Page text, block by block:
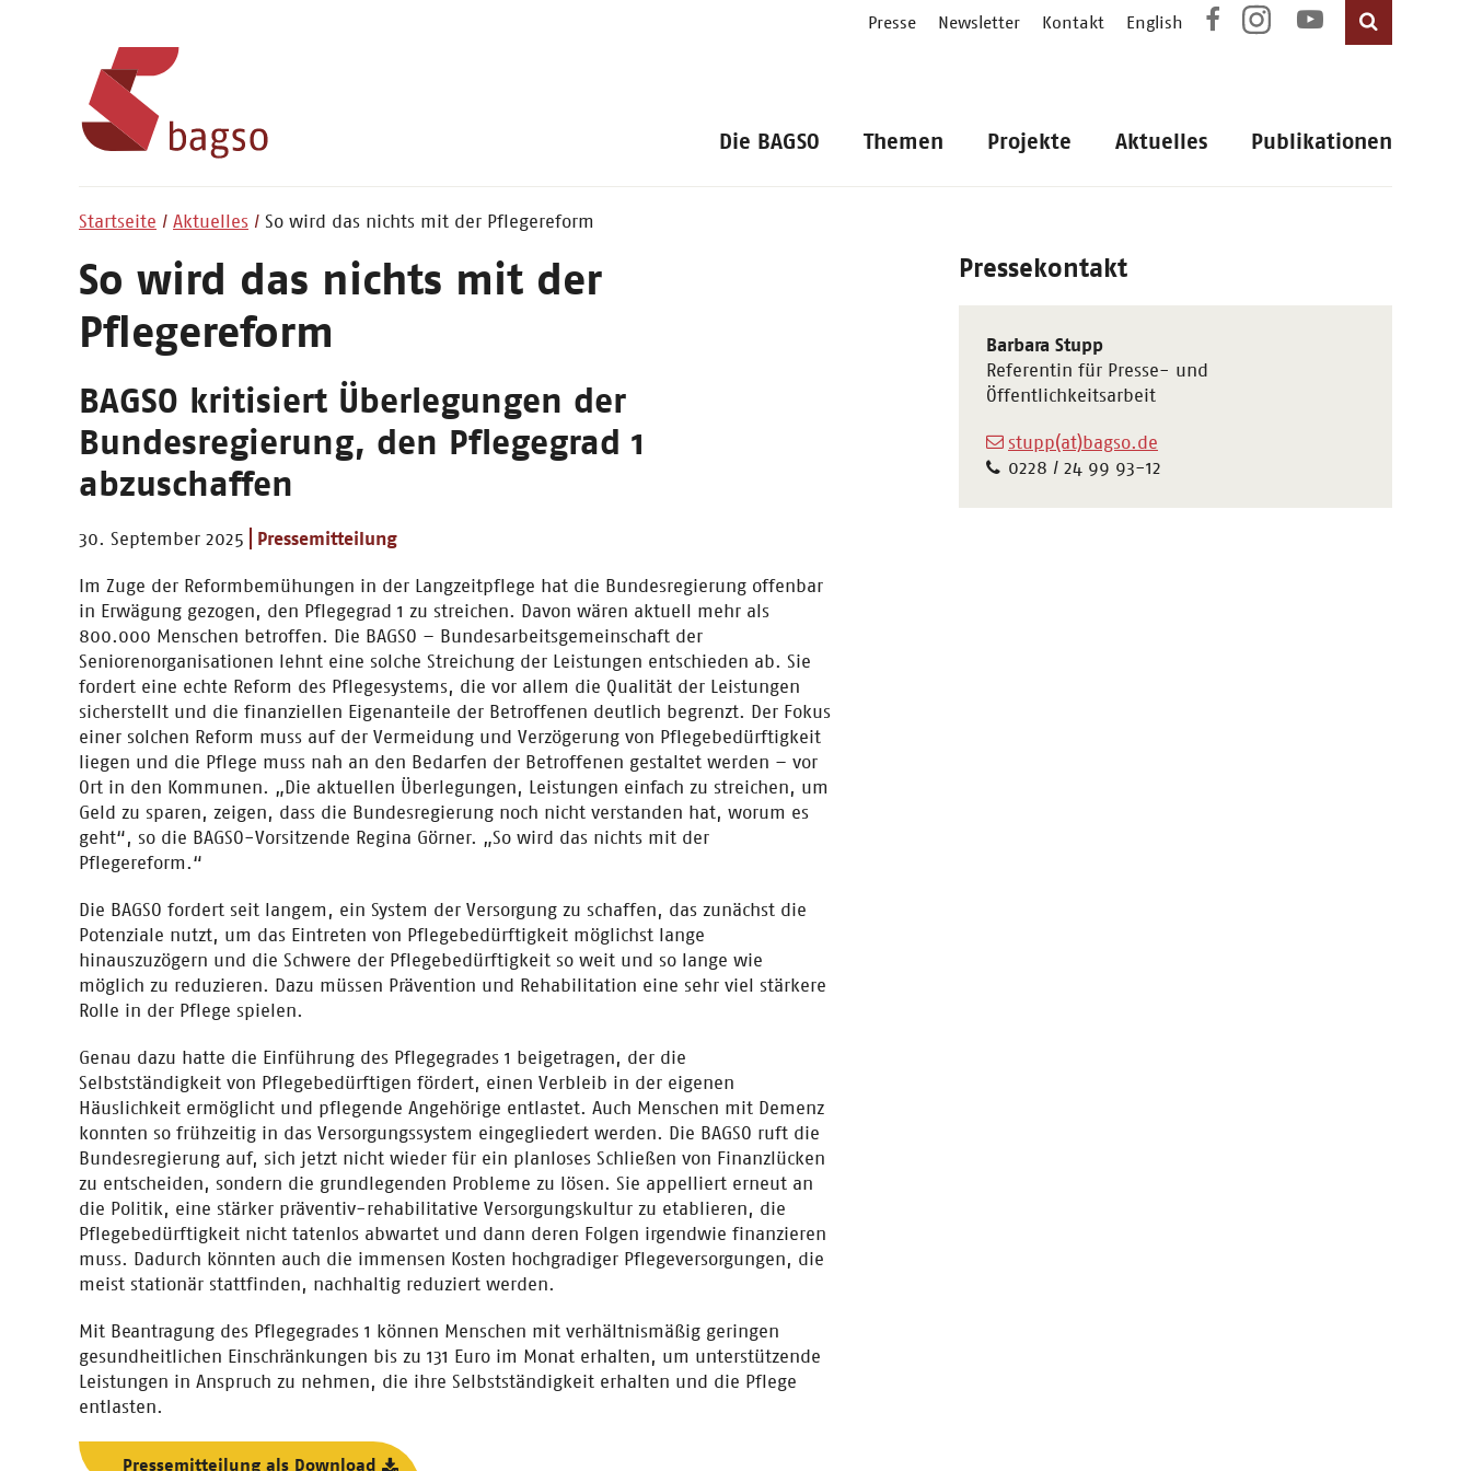
Presse Newsletter Kontakt English
Die BAGSO Themen Projekte Aktuelles Publikationen
Startseite Aktuelles So wird das nichts mit der Pflegereform
So wird das nichts mit der
Pflegereform
BAGSO kritisiert Überlegungen der
Bundesregierung, den Pflegegrad 1
abzuschaffen
30. September 2025 Pressemitteilung
Im Zuge der Reformbemühungen in der Langzeitpflege hat die Bundesregierung offenbar
in Erwägung gezogen, den Pflegegrad 1 zu streichen. Davon wären aktuell mehr als
800.000 Menschen betroffen. Die BAGSO – Bundesarbeitsgemeinschaft der
Seniorenorganisationen lehnt eine solche Streichung der Leistungen entschieden ab. Sie
fordert eine echte Reform des Pflegesystems, die vor allem die Qualität der Leistungen
sicherstellt und die finanziellen Eigenanteile der Betroffenen deutlich begrenzt. Der Fokus
einer solchen Reform muss auf der Vermeidung und Verzögerung von Pflegebedürftigkeit
liegen und die Pflege muss nah an den Bedarfen der Betroffenen gestaltet werden – vor
Ort in den Kommunen. „Die aktuellen Überlegungen, Leistungen einfach zu streichen, um
Geld zu sparen, zeigen, dass die Bundesregierung noch nicht verstanden hat, worum es
geht“, so die BAGSO-Vorsitzende Regina Görner. „So wird das nichts mit der
Pflegereform.“
Die BAGSO fordert seit langem, ein System der Versorgung zu schaffen, das zunächst die
Potenziale nutzt, um das Eintreten von Pflegebedürftigkeit möglichst lange
hinauszuzögern und die Schwere der Pflegebedürftigkeit so weit und so lange wie
möglich zu reduzieren. Dazu müssen Prävention und Rehabilitation eine sehr viel stärkere
Rolle in der Pflege spielen.
Genau dazu hatte die Einführung des Pflegegrades 1 beigetragen, der die
Selbstständigkeit von Pflegebedürftigen fördert, einen Verbleib in der eigenen
Häuslichkeit ermöglicht und pflegende Angehörige entlastet. Auch Menschen mit Demenz
konnten so frühzeitig in das Versorgungssystem eingegliedert werden. Die BAGSO ruft die
Bundesregierung auf, sich jetzt nicht wieder für ein planloses Schließen von Finanzlücken
zu entscheiden, sondern die grundlegenden Probleme zu lösen. Sie appelliert erneut an
die Politik, eine stärker präventiv-rehabilitative Versorgungskultur zu etablieren, die
Pflegebedürftigkeit nicht tatenlos abwartet und dann deren Folgen irgendwie finanzieren
muss. Dadurch könnten auch die immensen Kosten hochgradiger Pflegeversorgungen, die
meist stationär stattfinden, nachhaltig reduziert werden.
Mit Beantragung des Pflegegrades 1 können Menschen mit verhältnismäßig geringen
gesundheitlichen Einschränkungen bis zu 131 Euro im Monat erhalten, um unterstützende
Leistungen in Anspruch zu nehmen, die ihre Selbstständigkeit erhalten und die Pflege
entlasten.
Pressemitteilung als Download
Pressekontakt
Barbara Stupp
Referentin für Presse- und
Öffentlichkeitsarbeit
stupp(at)bagso.de
0228 / 24 99 93-12